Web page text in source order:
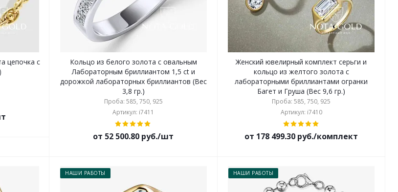
цепочка с
Кольцо из белого золота с овальным
Лабораторным бриллиантом 1,5 ct и
дорожкой лабораторных бриллиантов (Вес
3,8 гр.)
Проба: 585, 750, 925
Артикул: i7411
от 52 500.80 руб./шт
Женский ювелирный комплект серьги и
кольцо из желтого золота с
лабораторными бриллиантами огранки
Багет и Груша (Вес 9,6 гр.)
Проба: 585, 750, 925
Артикул: i7410
от 178 499.30 руб./комплект
НАШИ РАБОТЫ НАШИ РАБОТЫ